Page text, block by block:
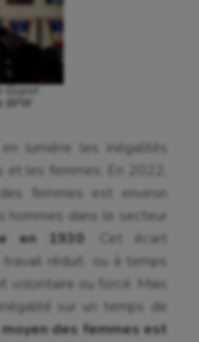
Guyot
BPW
lumière les inégalités
les femmes. En 2022,
femmes est environ
hommes dans le secteur
en 1930 . Cet écart
réduit, ou à temps
volontaire ou forcé. Mais
sur un temps de
des femmes est